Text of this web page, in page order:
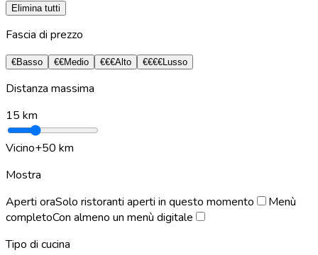
Elimina tutti
Fascia di prezzo
€Basso €€Medio €€€Alto €€€€Lusso
Distanza massima
15 km
Vicino+50 km
Mostra
Aperti oraSolo ristoranti aperti in questo momento
Menù
completoCon almeno un menù digitale
Tipo di cucina